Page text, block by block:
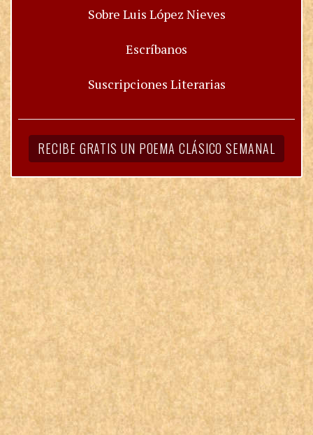
Sobre Luis López Nieves
Escríbanos
Suscripciones Literarias
RECIBE GRATIS UN POEMA CLÁSICO SEMANAL